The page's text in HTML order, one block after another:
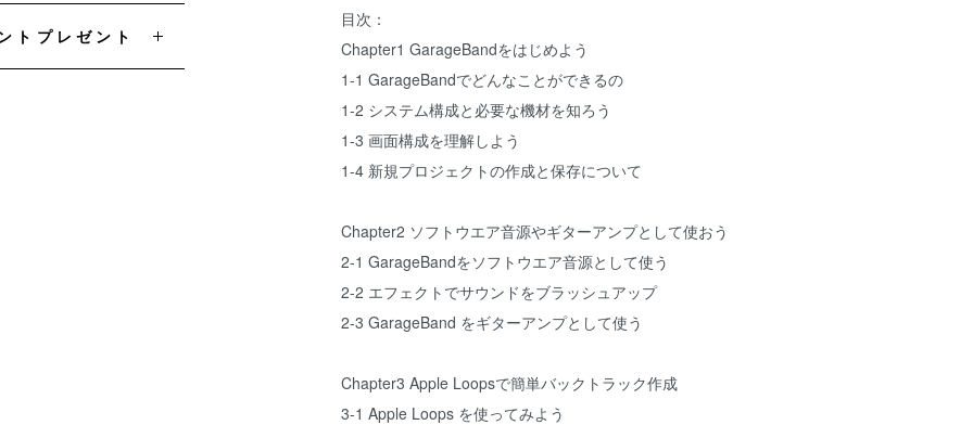
目次：
Chapter1 GarageBandをはじめよう
1-1 GarageBandでどんなことができるの
1-2 システム構成と必要な機材を知ろう
1-3 画面構成を理解しよう
1-4 新規プロジェクトの作成と保存について
Chapter2 ソフトウエア音源やギターアンプとして使おう
2-1 GarageBandをソフトウエア音源として使う
2-2 エフェクトでサウンドをブラッシュアップ
2-3 GarageBand をギターアンプとして使う
Chapter3 Apple Loopsで簡単バックトラック作成
3-1 Apple Loops を使ってみよう
トプレゼント